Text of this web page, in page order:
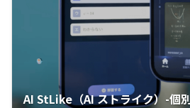
AI StLike（AI ストライク）-個